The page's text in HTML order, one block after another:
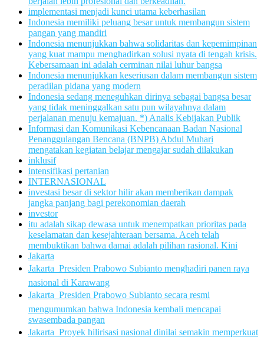
implementasi menjadi kunci utama keberhasilan
Indonesia memiliki peluang besar untuk membangun sistem
pangan yang mandiri
Indonesia menunjukkan bahwa solidaritas dan kepemimpinan
yang kuat mampu menghadirkan solusi nyata di tengah krisis.
Kebersamaan ini adalah cerminan nilai luhur bangsa
Indonesia menunjukkan keseriusan dalam membangun sistem
peradilan pidana yang modern
Indonesia sedang meneguhkan dirinya sebagai bangsa besar
yang tidak meninggalkan satu pun wilayahnya dalam
perjalanan menuju kemajuan. *) Analis Kebijakan Publik
Informasi dan Komunikasi Kebencanaan Badan Nasional
Penanggulangan Bencana (BNPB) Abdul Muhari
mengatakan kegiatan belajar mengajar sudah dilakukan
inklusif
intensifikasi pertanian
INTERNASIONAL
investasi besar di sektor hilir akan memberikan dampak
jangka panjang bagi perekonomian daerah
investor
itu adalah sikap dewasa untuk menempatkan prioritas pada
keselamatan dan kesejahteraan bersama. Aceh telah
membuktikan bahwa damai adalah pilihan rasional. Kini
Jakarta
Jakarta  Presiden Prabowo Subianto menghadiri panen raya
nasional di Karawang
Jakarta  Presiden Prabowo Subianto secara resmi
mengumumkan bahwa Indonesia kembali mencapai
swasembada pangan
Jakarta  Proyek hilirisasi nasional dinilai semakin memperkuat